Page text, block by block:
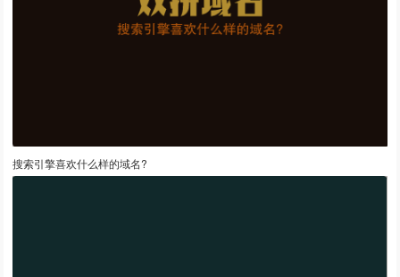
搜索引擎喜欢什么样的域名?